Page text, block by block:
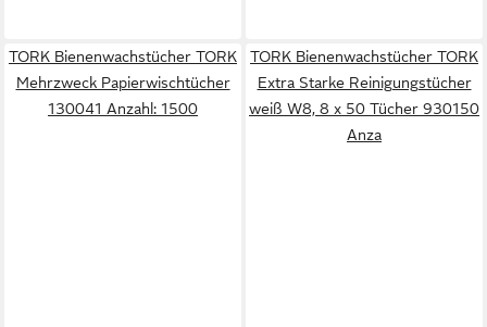
TORK Bienenwachstücher TORK
Mehrzweck Papierwischtücher
130041 Anzahl: 1500
TORK Bienenwachstücher TORK
Extra Starke Reinigungstücher
weiß W8, 8 x 50 Tücher 930150
Anza